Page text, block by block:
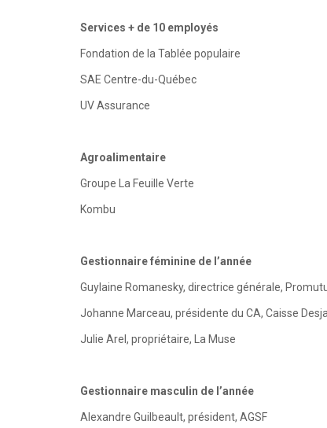
Services + de 10 employés
Fondation de la Tablée populaire
SAE Centre-du-Québec
UV Assurance
Agroalimentaire
Groupe La Feuille Verte
Kombu
Gestionnaire féminine de l’année
Guylaine Romanesky, directrice générale,
Johanne Marceau, présidente du CA, Caisse
Julie Arel, propriétaire, La Muse
Gestionnaire masculin de l’année
Alexandre Guilbeault, président, AGSF